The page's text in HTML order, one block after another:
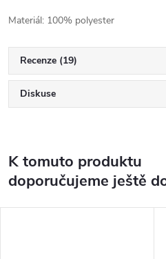
Materiál: 100% polyester
Recenze (19)
Diskuse
K tomuto produktu
doporučujeme ještě